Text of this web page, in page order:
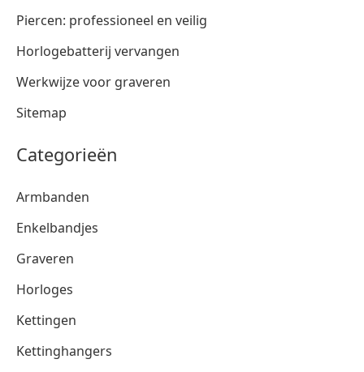
Piercen: professioneel en veilig
Horlogebatterij vervangen
Werkwijze voor graveren
Sitemap
Categorieën
Armbanden
Enkelbandjes
Graveren
Horloges
Kettingen
Kettinghangers